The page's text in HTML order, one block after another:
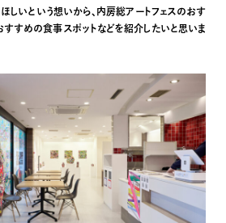
しいという想いから、内房総アートフェスのおす
すすめの食事スポットなどを紹介したいと思いま